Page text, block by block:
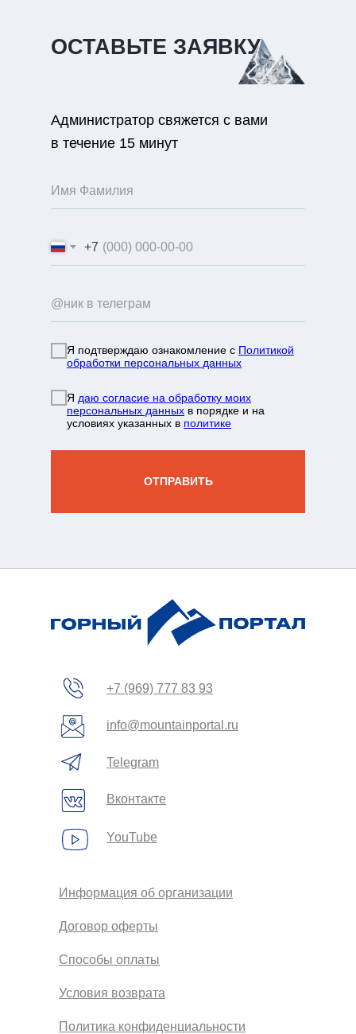
ОСТАВЬТЕ ЗАЯВКУ
Администратор свяжется с вами
в течение 15 минут
+7
Я подтверждаю ознакомление с Политикой
обработки персональных данных
Я даю согласие на обработку моих
персональных данных в порядке и на
условиях указанных в политике
ОТПРАВИТЬ
info@mountainportal.ru
Политика конфиденциальности
Договор оферты
Способы оплаты
Условия возврата
Информация об организации
+7 931 244 38 87
info@mountainportal.ru
+7 (969) 777 83 93
Telegram
Вконтакте
YouTube